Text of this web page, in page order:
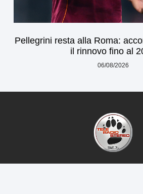
Pellegrini resta alla Roma:
il rinnovo fino al
06/08/2026